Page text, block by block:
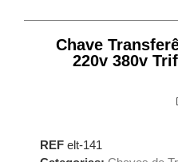
Chave
220v 380v
REF elt-141